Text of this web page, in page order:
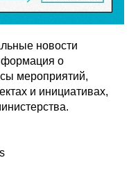
новости
о
мероприятий,
и инициативах,